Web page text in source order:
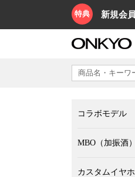
特典 新規会
コラボモデル
MBO（加振酒）
カスタムイヤ